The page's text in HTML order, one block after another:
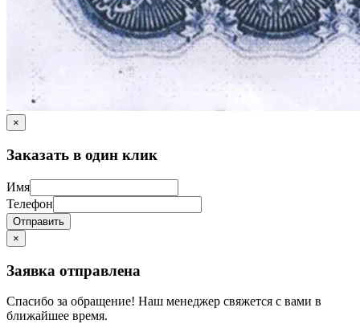
×
Заказать в один клик
Имя
Телефон
Отправить
×
Заявка отправлена
Спасибо за обращение! Наш менеджер свяжется с вами в
ближайшее время.